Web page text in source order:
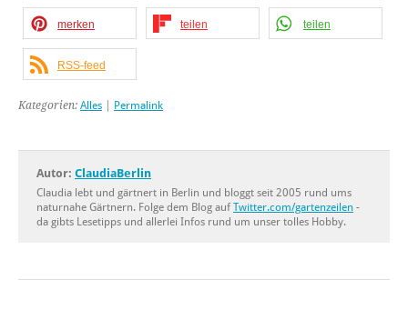
merken teilen teilen
RSS-feed
Kategorien: Alles Permalink
Autor: ClaudiaBerlin
Claudia lebt und gärtnert in Berlin und bloggt seit 2005 rund ums
naturnahe Gärtnern. Folge dem Blog aufTwitter.com/gartenzeilen -
da gibts Lesetipps und allerlei Infos rund um unser tolles Hobby.